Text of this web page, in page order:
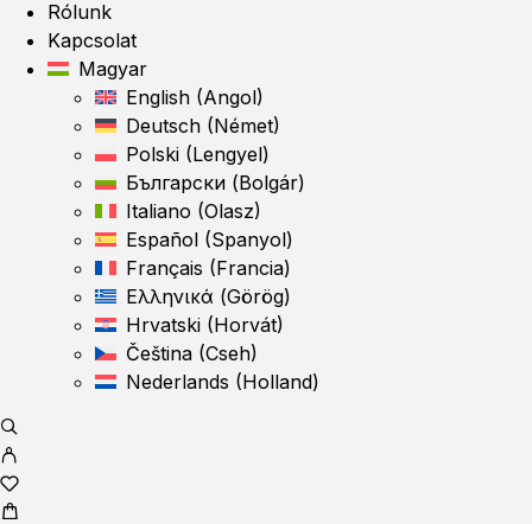
Rólunk
Kapcsolat
Magyar
English (Angol)
Deutsch (Német)
Polski (Lengyel)
Български (Bolgár)
Italiano (Olasz)
Español (Spanyol)
Français (Francia)
Ελληνικά (Görög)
Hrvatski (Horvát)
Čeština (Cseh)
Nederlands (Holland)